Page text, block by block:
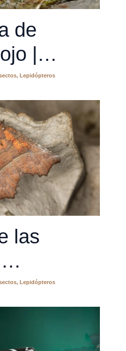
de
|
, Lepidópteros
las
libatrix
, Lepidópteros